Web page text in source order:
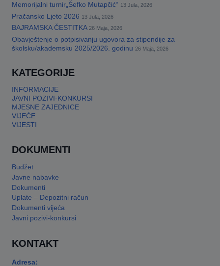
Memorijalni turnir„Šefko Mutapčić“ 13 Jula, 2026
Pračansko Ljeto 2026 13 Jula, 2026
BAJRAMSKA ČESTITKA 26 Maja, 2026
Obavještenje o potpisivanju ugovora za stipendije za
školsku/akademsku 2025/2026. godinu 26 Maja, 2026
KATEGORIJE
INFORMACIJE
JAVNI POZIVI-KONKURSI
MJESNE ZAJEDNICE
VIJEĆE
VIJESTI
DOKUMENTI
Budžet
Javne nabavke
Dokumenti
Uplate – Depozitni račun
Dokumenti vijeća
Javni pozivi-konkursi
KONTAKT
Adresa: